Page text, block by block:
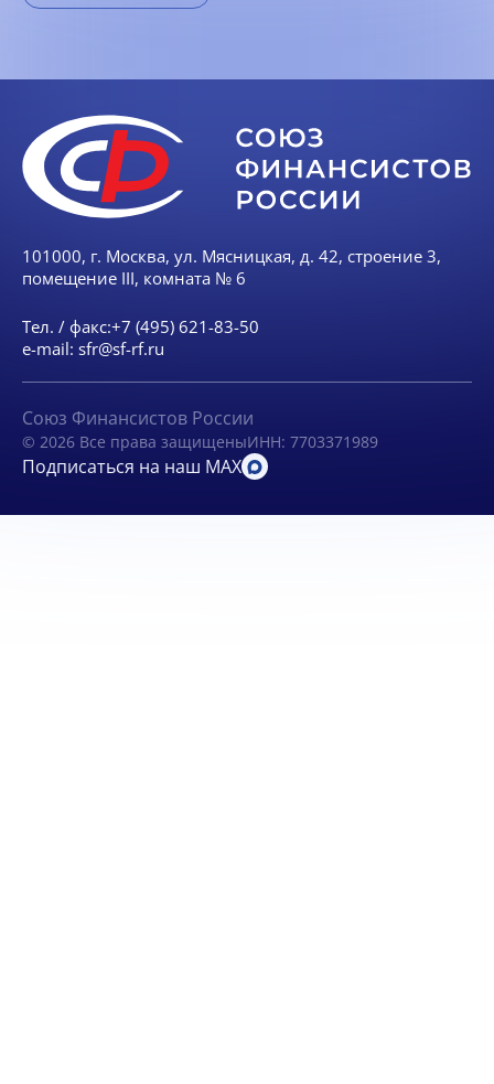
101000, г. Москва, ул. Мясницкая, д. 42, строение 3,
помещение III, комната № 6
Тел. / факс:+7 (495) 621-83-50
e-mail: sfr@sf-rf.ru
Союз Финансистов России
© 2026 Все права защищеныИНН: 7703371989
Подписаться на наш MAX